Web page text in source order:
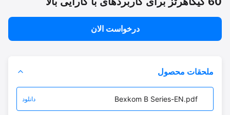
درخواست الان
ملحقات محصول
Bexkom B Series-EN.pdf